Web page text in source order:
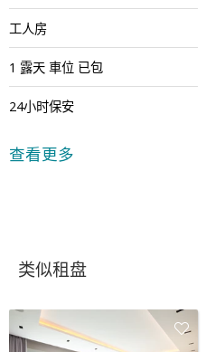
工人房
1 露天 車位 已包
24小时保安
查看更多
类似租盘